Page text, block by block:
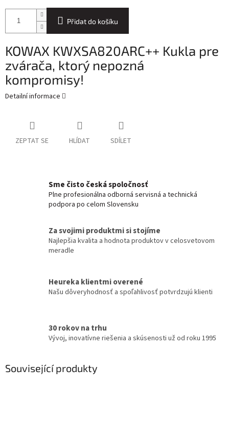
Přidat do košíku
KOWAX KWXSA820ARC++ Kukla pre
zvárača, ktorý nepozná
kompromisy!
Detailní informace
ZEPTAT SE HLÍDAT SDÍLET
Sme čisto česká spoločnosť
Plne profesionálna odborná servisná a technická
podpora po celom Slovensku
Za svojimi produktmi si stojíme
Najlepšia kvalita a hodnota produktov v celosvetovom
meradle
Heureka klientmi overené
Našu dôveryhodnosť a spoľahlivosť potvrdzujú klienti
30 rokov na trhu
Vývoj, inovatívne riešenia a skúsenosti už od roku 1995
Související produkty